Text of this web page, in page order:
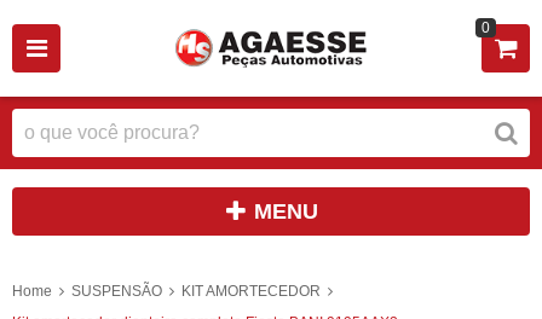
0
MENU
Home SUSPENSÃO
KIT AMORTECEDOR